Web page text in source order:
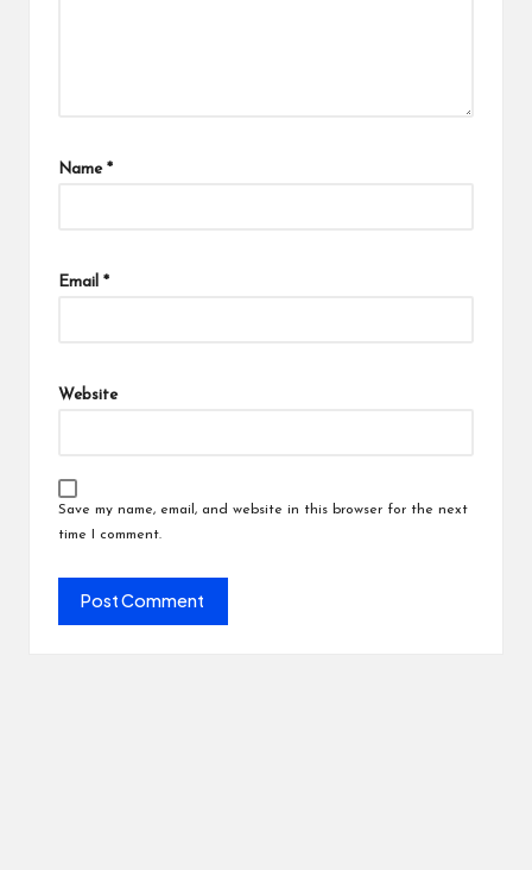
Name *
Email *
Website
Save my name, email, and website in this browser for the next
time I comment.